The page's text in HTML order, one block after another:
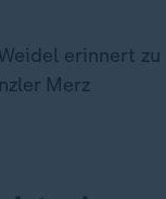
erinnert zu
Merz